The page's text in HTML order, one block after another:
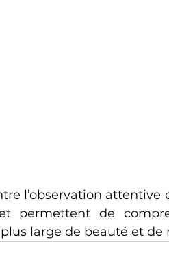
l’observation attentive
permettent de
large de beauté et